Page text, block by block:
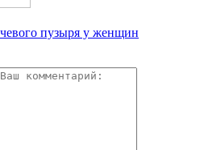
пузыря у женщин